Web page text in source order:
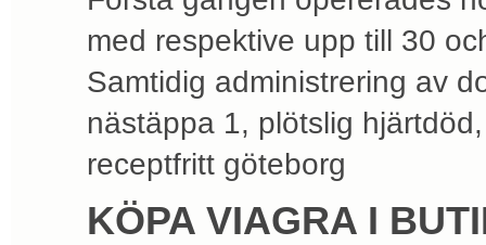
med respektive upp till 30
Samtidig administrering av
nästäppa 1, plötslig
receptfritt göteborg
KÖPA VIAGRA I